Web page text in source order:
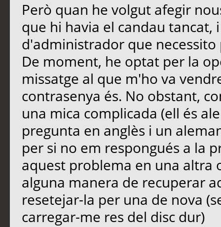
Però quan he volgut afegir
que hi havia el candau tancat,
d'administrador que
De moment, he optat per la
missatge al que m'ho va
contrasenya és. No obstant,
una mica complicada (ell és
pregunta en anglès i un
per si no em respongués a la
aquest problema en una altra
alguna manera de recuperar
resetejar-la per una de nova
carregar-me res del disc dur)